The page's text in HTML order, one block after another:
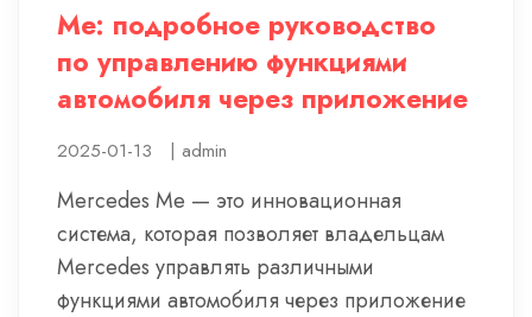
Me: подробное руководство
по управлению функциями
автомобиля через приложение
2025-01-13 | admin
Mercedes Me — это инновационная
система, которая позволяет владельцам
Mercedes управлять различными
функциями автомобиля через приложение